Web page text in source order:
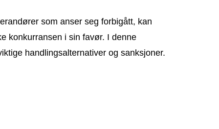
som anser seg forbigått, kan
konkurransen i sin favør. I denne
handlingsalternativer og sanksjoner.